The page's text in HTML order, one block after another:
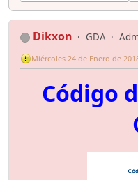
Dikxon GDA
Miércoles 24 de Enero de
Código